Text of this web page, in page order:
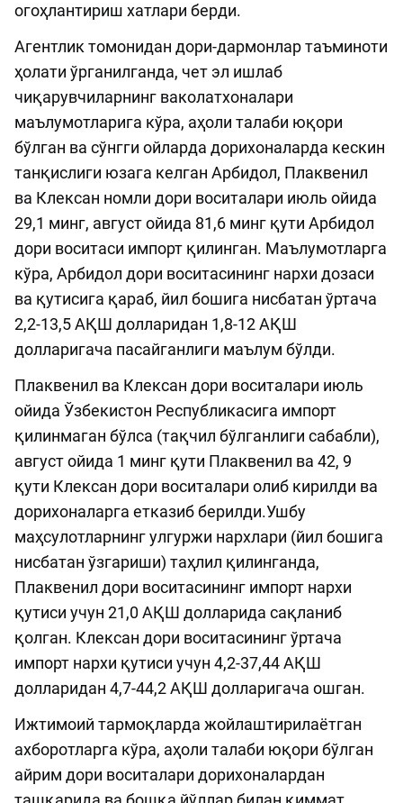
огоҳлантириш хатлари берди.
Агентлик томонидан дори-дармонлар таъминоти
ҳолати ўрганилганда, чет эл ишлаб
чиқарувчиларнинг ваколатхоналари
маълумотларига кўра, аҳоли талаби юқори
бўлган ва сўнгги ойларда дорихоналарда кескин
танқислиги юзага келган Арбидол, Плаквенил
ва Клексан номли дори воситалари июль ойида
29,1 минг, август ойида 81,6 минг қути Арбидол
дори воситаси импорт қилинган. Маълумотларга
кўра, Арбидол дори воситасининг нархи дозаси
ва қутисига қараб, йил бошига нисбатан ўртача
2,2-13,5 АҚШ долларидан 1,8-12 АҚШ
долларигача пасайганлиги маълум бўлди.
Плаквенил ва Клексан дори воситалари июль
ойида Ўзбекистон Республикасига импорт
қилинмаган бўлса (тақчил бўлганлиги сабабли),
август ойида 1 минг қути Плаквенил ва 42, 9
қути Клексан дори воситалари олиб кирилди ва
дорихоналарга етказиб берилди.Ушбу
маҳсулотларнинг улгуржи нархлари (йил бошига
нисбатан ўзгариши) таҳлил қилинганда,
Плаквенил дори воситасининг импорт нархи
қутиси учун 21,0 АҚШ долларида сақланиб
қолган. Клексан дори воситасининг ўртача
импорт нархи қутиси учун 4,2-37,44 АҚШ
долларидан 4,7-44,2 АҚШ долларигача ошган.
Ижтимоий тармоқларда жойлаштирилаётган
ахборотларга кўра, аҳоли талаби юқори бўлган
айрим дори воситалари дорихоналардан